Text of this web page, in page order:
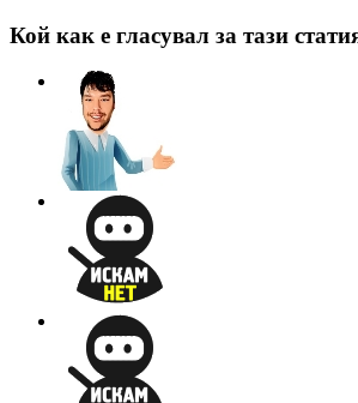
Кой как е гласувал за тази